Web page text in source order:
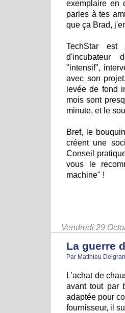
exemplaire en
parles à tes
que ça Brad,
TechStar est
d'incubateur
"intensif",
avec son
levée de fond
mois sont
minute, et le
Bref, le
créent une
Conseil
vous le
machine" !
Vendredi 29
La guerre
Par Matthieu
L’achat de
avant tout par
adaptée pour
fournisseur, il